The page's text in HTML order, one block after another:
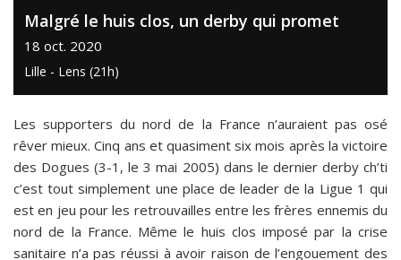
Malgré le huis clos, un derby qui promet
18 oct. 2020
Lille - Lens (21h)
Les supporters du nord de la France n’auraient pas osé
rêver mieux. Cinq ans et quasiment six mois après la victoire
des Dogues (3-1, le 3 mai 2005) dans le dernier derby ch’ti
c’est tout simplement une place de leader de la Ligue 1 qui
est en jeu pour les retrouvailles entre les frères ennemis du
nord de la France. Même le huis clos imposé par la crise
sanitaire n’a pas réussi à avoir raison de l’engouement des